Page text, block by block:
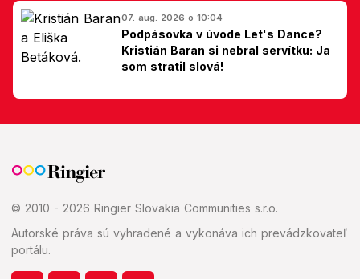
07. aug. 2026 o 10:04
Podpásovka v úvode Let's Dance?
Kristián Baran si nebral servítku: Ja
som stratil slová!
© 2010 - 2026 Ringier Slovakia Communities s.r.o.
Autorské práva sú vyhradené a vykonáva ich prevádzkovateľ
portálu.